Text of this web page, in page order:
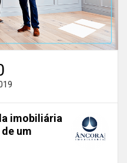
imobiliária
um